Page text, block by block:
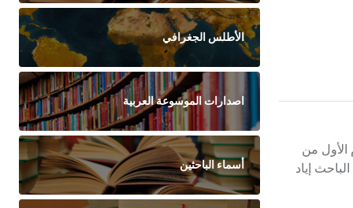
الأول من
إياد
الأطلس الجغرافي
اصدارات الموسوعة العربية
أسماء الباحثين